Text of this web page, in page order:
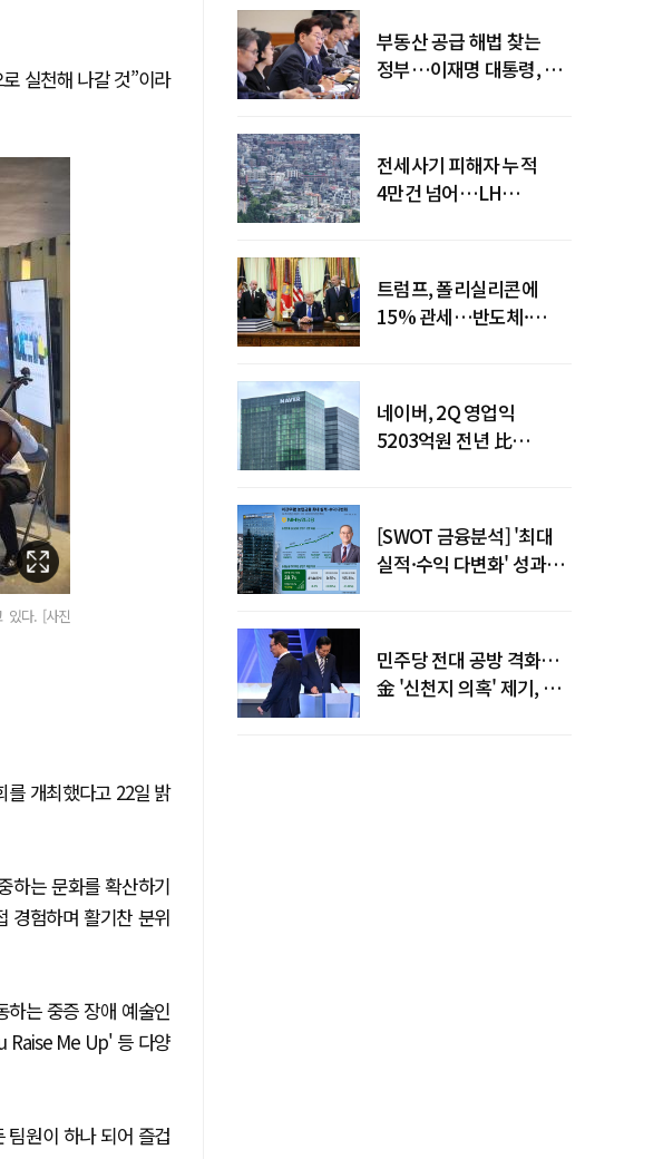
실천해 나갈 것”이라
있다. [사진
개최했다고 22일 밝
하는 문화를 확산하기
경험하며 활기찬 분위
하는 중증 장애 예술인
Raise Me Up' 등 다양
팀원이 하나 되어 즐겁
부동산 공급 해법 찾는
정부…이재명 대통령, 2차
전세사기 피해자 누적
4만건 넘어…LH
트럼프, 폴리실리콘에
15% 관세…반도체·
네이버, 2Q 영업익
5203억원 전년 比
[SWOT 금융분석] '최대
실적·수익 다변화' 성과…
민주당 전대 공방 격화…
金 '신천지 의혹' 제기, 鄭